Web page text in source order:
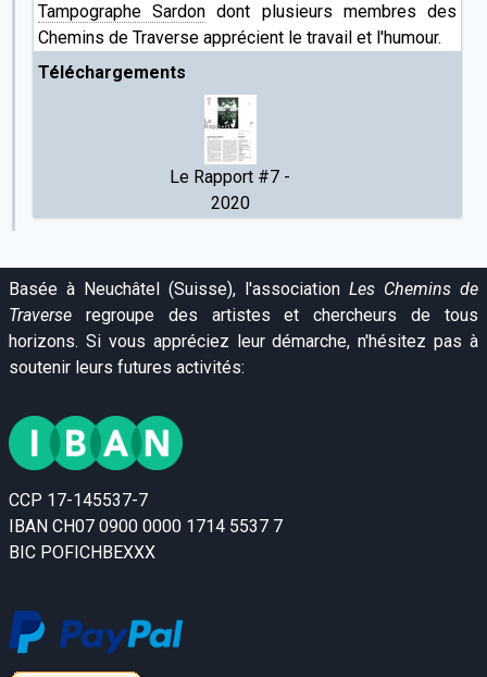
Tampographe Sardon dont plusieurs membres des
Chemins de Traverse apprécient le travail et l'humour.
Téléchargements
Le Rapport #7 -
2020
Basée à Neuchâtel (Suisse), l'association Les Chemins de
Traverse regroupe des artistes et chercheurs de tous
horizons. Si vous appréciez leur démarche, n'hésitez pas à
soutenir leurs futures activités:
CCP 17-145537-7
IBAN CH07 0900 0000 1714 5537 7
BIC POFICHBEXXX